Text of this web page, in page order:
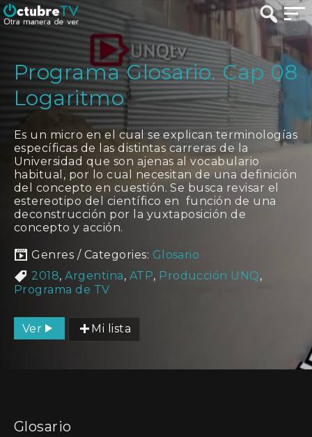
Programa Glosario. Cap 08
Logaritmo
Es un micro en el cual se explican terminologías
específicas de las distintas carreras de la
Universidad que son ajenas al vocabulario
habitual, por lo cual necesitan de una definición
del concepto en cuestión. Se busca revisar el
estereotipo del científico en función de una
deconstrucción por la yuxtaposición de
concepto y acción.
Genres / Categories: Glosario
2018,Argentina, ATP, Producción UNQ,
Programa de TV
Ver Mi lista
Glosario